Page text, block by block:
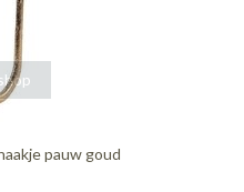
pauw goud